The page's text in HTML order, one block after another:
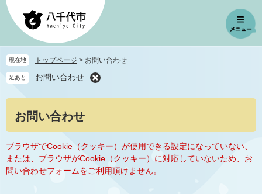
ペ
先
頭
メ
を
飛
文
現在地 トップページ > お問い合わせ
足あと お問い合わせ
お問い合わせ
ブラウザでCookie（クッキー）が使用できる設定になっていない、
または、ブラウザがCookie（クッキー）に対応していないため、お
問い合わせフォームをご利用頂けません。